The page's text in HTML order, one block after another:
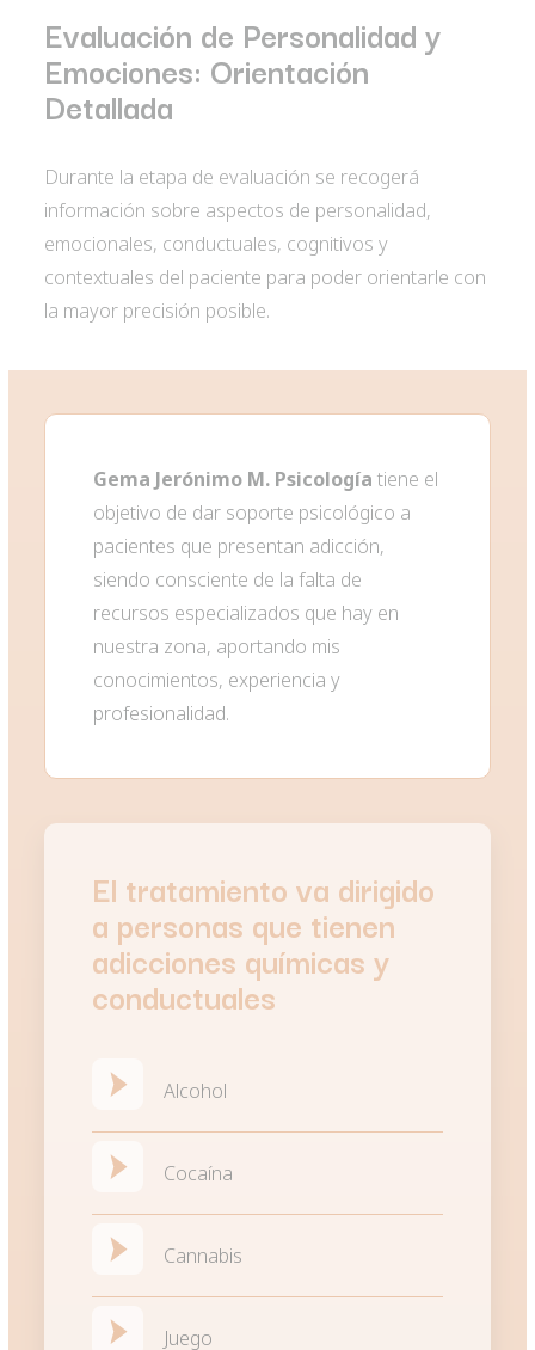
Evaluación de Personalidad y
Emociones: Orientación
Detallada
Durante la etapa de evaluación se recogerá
información sobre aspectos de personalidad,
emocionales, conductuales, cognitivos y
contextuales del paciente para poder orientarle con
la mayor precisión posible.
Gema Jerónimo M. Psicología tiene el
objetivo de dar soporte psicológico a
pacientes que presentan adicción,
siendo consciente de la falta de
recursos especializados que hay en
nuestra zona, aportando mis
conocimientos, experiencia y
profesionalidad.
El tratamiento va dirigido
a personas que tienen
adicciones químicas y
conductuales
Alcohol
Cocaína
Cannabis
Juego